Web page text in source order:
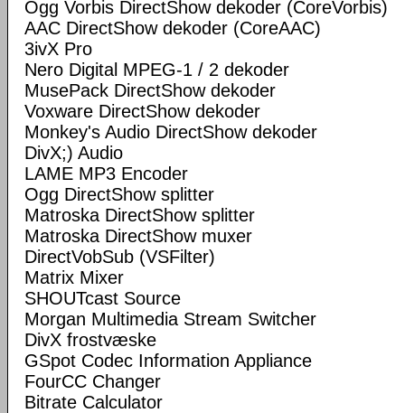
Ogg Vorbis DirectShow dekoder (CoreVorbis)
AAC DirectShow dekoder (CoreAAC)
3ivX Pro
Nero Digital MPEG-1 / 2 dekoder
MusePack DirectShow dekoder
Voxware DirectShow dekoder
Monkey's Audio DirectShow dekoder
DivX;) Audio
LAME MP3 Encoder
Ogg DirectShow splitter
Matroska DirectShow splitter
Matroska DirectShow muxer
DirectVobSub (VSFilter)
Matrix Mixer
SHOUTcast Source
Morgan Multimedia Stream Switcher
DivX frostvæske
GSpot Codec Information Appliance
FourCC Changer
Bitrate Calculator